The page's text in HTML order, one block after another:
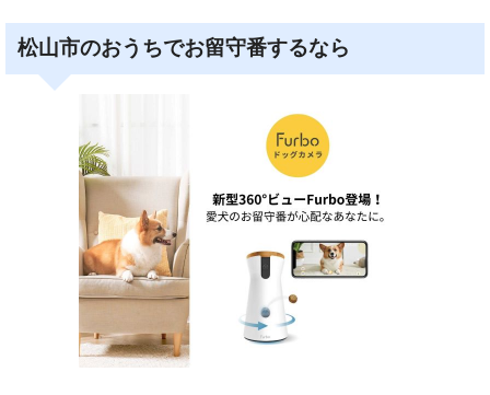
松山市のおうちでお留守番するなら